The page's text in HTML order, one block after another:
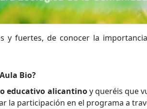
y fuertes, de conocer la
Bio?
educativo alicantinoy queréis que
la participación en el programa a